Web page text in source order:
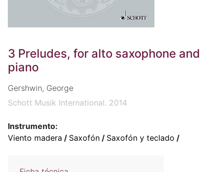
3 Preludes, for alto saxophone and
piano
Gershwin, George
Schott Musik International. 2014
Instrumento:
Viento madera / Saxofón / Saxofón y teclado /